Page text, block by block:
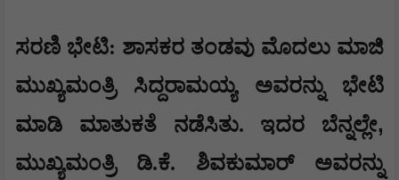
​​ಸರಣಿ ಭೇಟಿ: ಶಾಸಕರ ತಂಡವು ಮೊದಲು ಮಾಜಿ
ಮುಖ್ಯಮಂತ್ರಿ ಸಿದ್ದರಾಮಯ್ಯ ಅವರನ್ನು ಭೇಟಿ
ಮಾಡಿ ಮಾತುಕತೆ ನಡೆಸಿತು. ಇದರ ಬೆನ್ನಲ್ಲೇ,
ಮುಖ್ಯಮಂತ್ರಿ ಡಿ.ಕೆ. ಶಿವಕುಮಾರ್ ಅವರನ್ನು